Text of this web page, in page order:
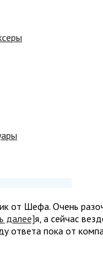
от Шефа. Очень
далее]я, а сейчас
ответа пока от